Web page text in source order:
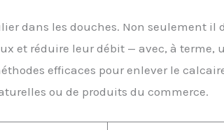
dans les douches. Non seulement il
et réduire leur débit — avec, à terme,
efficaces pour enlever le
ou de produits du commerce.